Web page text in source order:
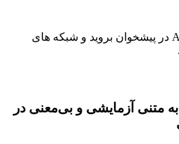
به صفحه Arqam options در پیشخوان بروید و شبکه های
متنی آزمایشی و بی‌معنی در